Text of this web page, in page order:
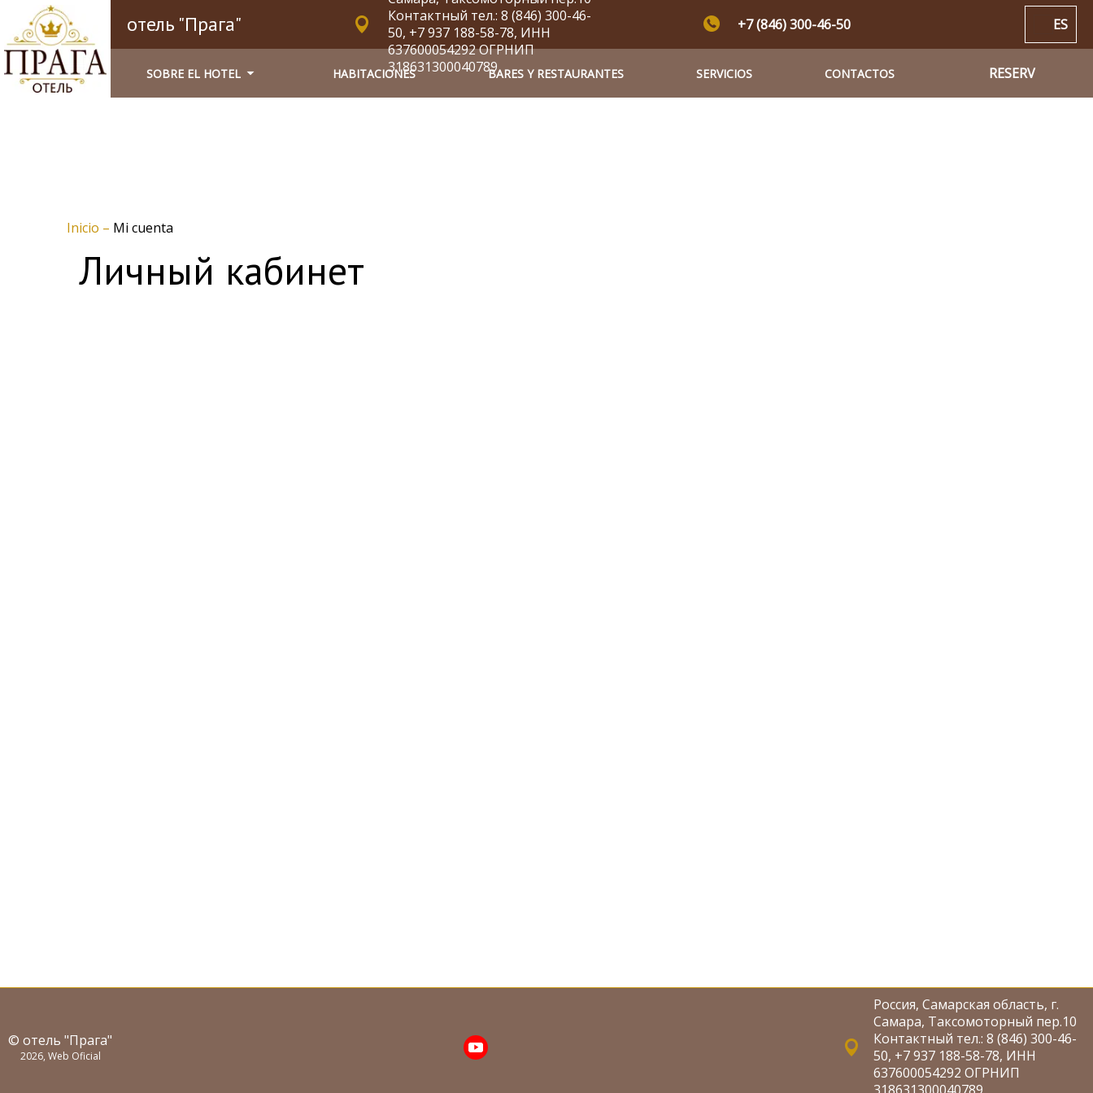
отель "Прага"
Контактный тел.: 8 (846) 300-46-
50, +7 937 188-58-78, ИНН
637600054292 ОГРНИП
318631300040789
+7 (846) 300-46-50 ES
SOBRE EL HOTEL HABITACIONES BARES Y RESTAURANTES SERVICIOS CONTACTOS RESERV
Inicio – Mi cuenta
Личный кабинет
© отель "Прага"
2026, Web Oficial
Россия, Самарская область, г.
Самара, Таксомоторный пер.10
Контактный тел.: 8 (846) 300-46-
50, +7 937 188-58-78, ИНН
637600054292 ОГРНИП